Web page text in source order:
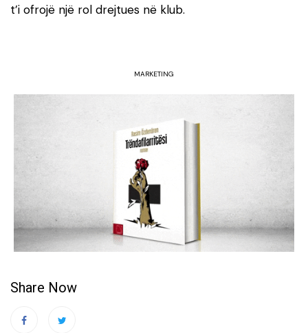
t’i ofrojë një rol drejtues në klub.
MARKETING
Share Now